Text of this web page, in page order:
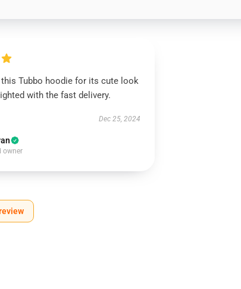
this Tubbo hoodie for its cute look
with the fast delivery.
Dec 25, 2024
owner